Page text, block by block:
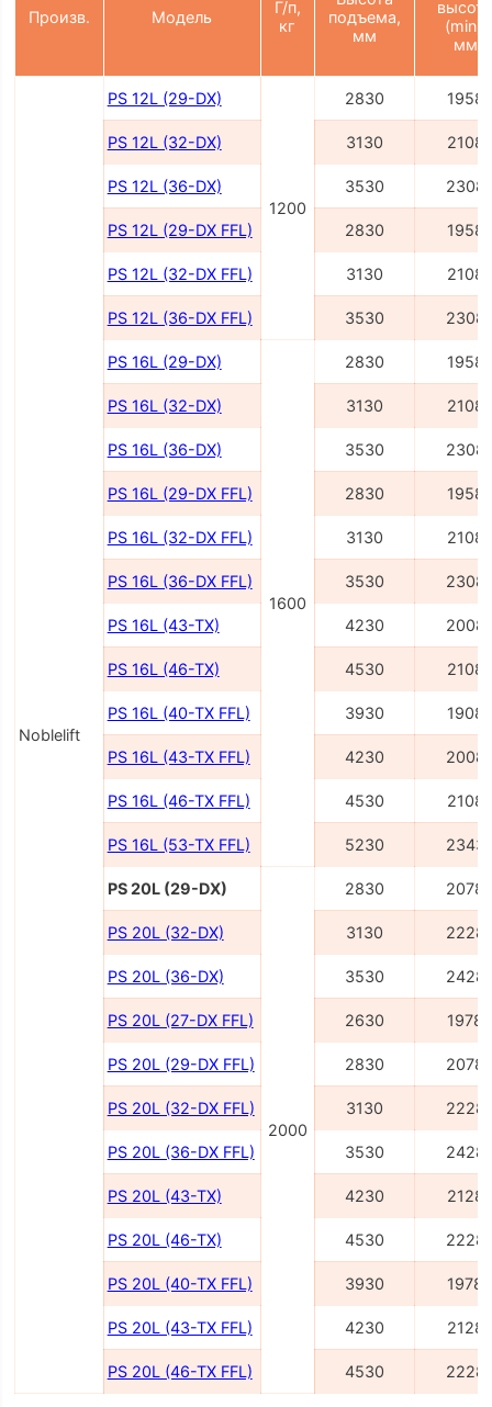
Произв. Модель
Г/п,
кг
подъема,
мм
(min),
мм
Noblelift
PS 12L (29-DX)
1200
2830 1958
PS 12L (32-DX) 3130 2108
PS 12L (36-DX) 3530 2308
PS 12L (29-DX FFL) 2830 1958
PS 12L (32-DX FFL) 3130 2108
PS 12L (36-DX FFL) 3530 2308
PS 16L (29-DX)
1600
2830 1958
PS 16L (32-DX) 3130 2108
PS 16L (36-DX) 3530 2308
PS 16L (29-DX FFL) 2830 1958
PS 16L (32-DX FFL) 3130 2108
PS 16L (36-DX FFL) 3530 2308
PS 16L (43-TX) 4230 2008
PS 16L (46-TX) 4530 2108
PS 16L (40-TX FFL) 3930 1908
PS 16L (43-TX FFL) 4230 2008
PS 16L (46-TX FFL) 4530 2108
PS 16L (53-TX FFL) 5230 2343
PS 20L (29-DX)
2000
2830 2078
PS 20L (32-DX) 3130 2228
PS 20L (36-DX) 3530 2428
PS 20L (27-DX FFL) 2630 1978
PS 20L (29-DX FFL) 2830 2078
PS 20L (32-DX FFL) 3130 2228
PS 20L (36-DX FFL) 3530 2428
PS 20L (43-TX) 4230 2128
PS 20L (46-TX) 4530 2228
PS 20L (40-TX FFL) 3930 1978
PS 20L (43-TX FFL) 4230 2128
PS 20L (46-TX FFL) 4530 2228